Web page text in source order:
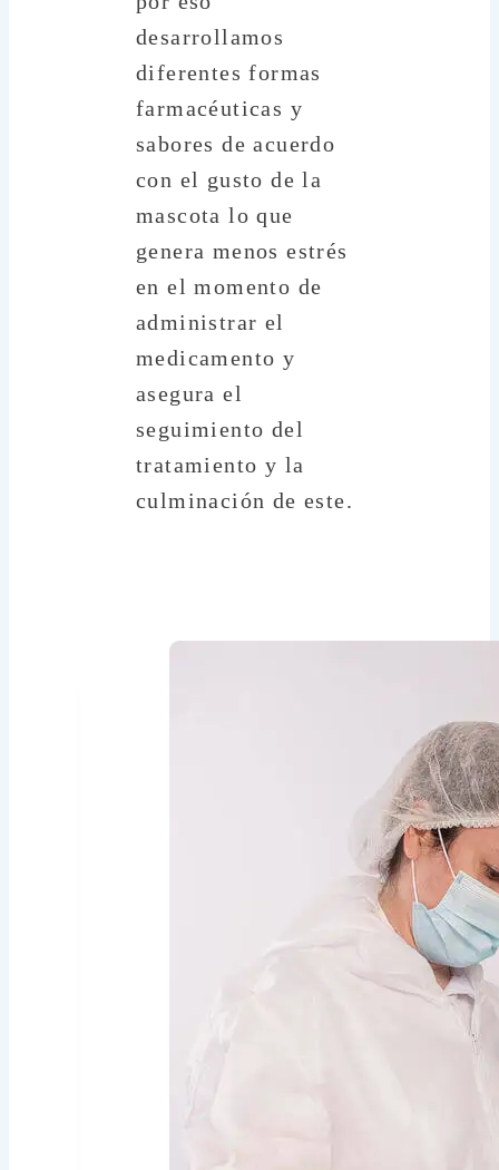
desarrollamos
diferentes formas
farmacéuticas y
sabores de acuerdo
con el gusto de la
mascota lo que
genera menos estrés
en el momento de
administrar el
medicamento y
asegura el
seguimiento del
tratamiento y la
culminación de este.